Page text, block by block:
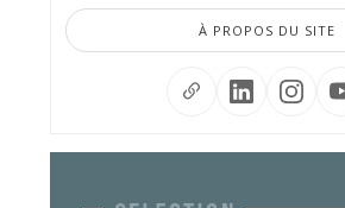
À PROPOS DU SITE